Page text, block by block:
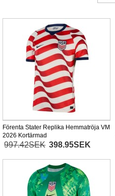
Förenta Stater Replika Hemmatröja VM
2026 Kortärmad
997.42SEK 398.95SEK